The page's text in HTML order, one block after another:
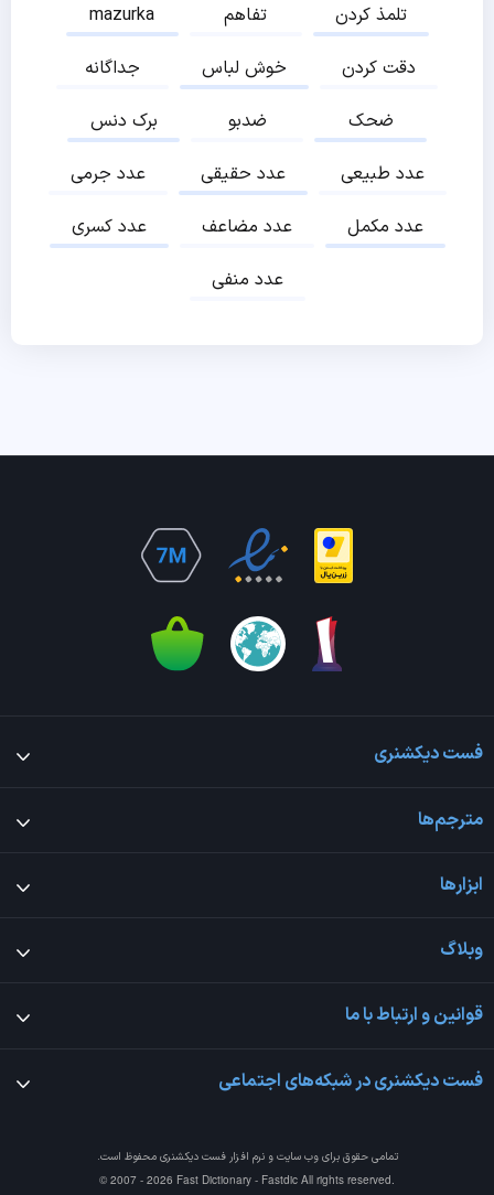
mazurka
تفاهم
تلمذ کردن
جداگانه
خوش لباس
دقت کردن
برک دنس
ضدبو
ضحک
عدد جرمی
عدد حقیقی
عدد طبیعی
عدد کسری
عدد مضاعف
عدد مکمل
عدد منفی
فست دیکشنری
مترجم‌ها
ابزارها
وبلاگ
قوانین و ارتباط با ما
فست دیکشنری در شبکه‌های اجتماعی
تمامی حقوق برای وب سایت و نرم افزارفست دیکشنری محفوظ است.
© 2007 - 2026 Fast Dictionary - Fastdic All rights reserved.